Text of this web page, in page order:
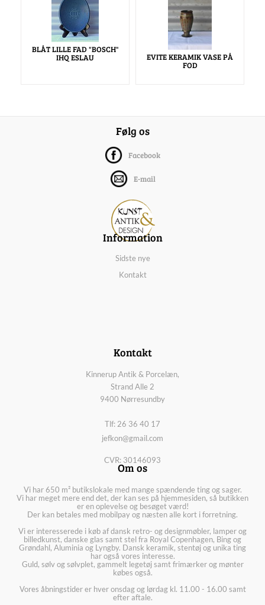
BLÅT LILLE FAD "BOSCH"
IHQ ESLAU EVITE KERAMIK VASE PÅ
FOD
Følg os
Facebook
E-mail
Information
Sidste nye
Kontakt
Kontakt
Kinnerup Antik & Porcelæn,
Strand Alle 2
9400 Nørresundby
Tlf: 26 36 40 17
jefkon@gmail.com
CVR: 30146093
Om os
Vi har 650 m² butikslokale med mange spændende ting og sager.
Vi har meget mere end det, der kan ses på hjemmesiden, så butikken
er en oplevelse og besøget værd!
Der kan betales med mobilpay og næsten alle kort i forretning.
Vi er interesserede i køb af dansk retro- og designmøbler, lamper og
billedkunst, danske glas samt stel fra Royal Copenhagen, Bing og
Grøndahl, Aluminia og Lyngby. Dansk keramik, stentøj og unika ting
har også vores interesse.
Guld, sølv og sølvplet, gammelt legetøj samt frimærker og mønter
købes også.
Vores åbningstider er hver onsdag og lørdag kl. 11.00 - 16.00 samt
efter aftale.